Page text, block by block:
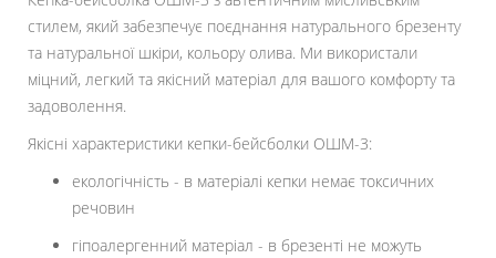
стилем, який забезпечує поєднання натурального брезенту
та натуральної шкіри, кольору олива. Ми використали
міцний, легкий та якісний матеріал для вашого комфорту та
задоволення.
Якісні характеристики кепки-бейсболки ОШМ-3:
екологічність - в матеріалі кепки немає токсичних
речовин
гіпоалергенний матеріал - в брезенті не можуть